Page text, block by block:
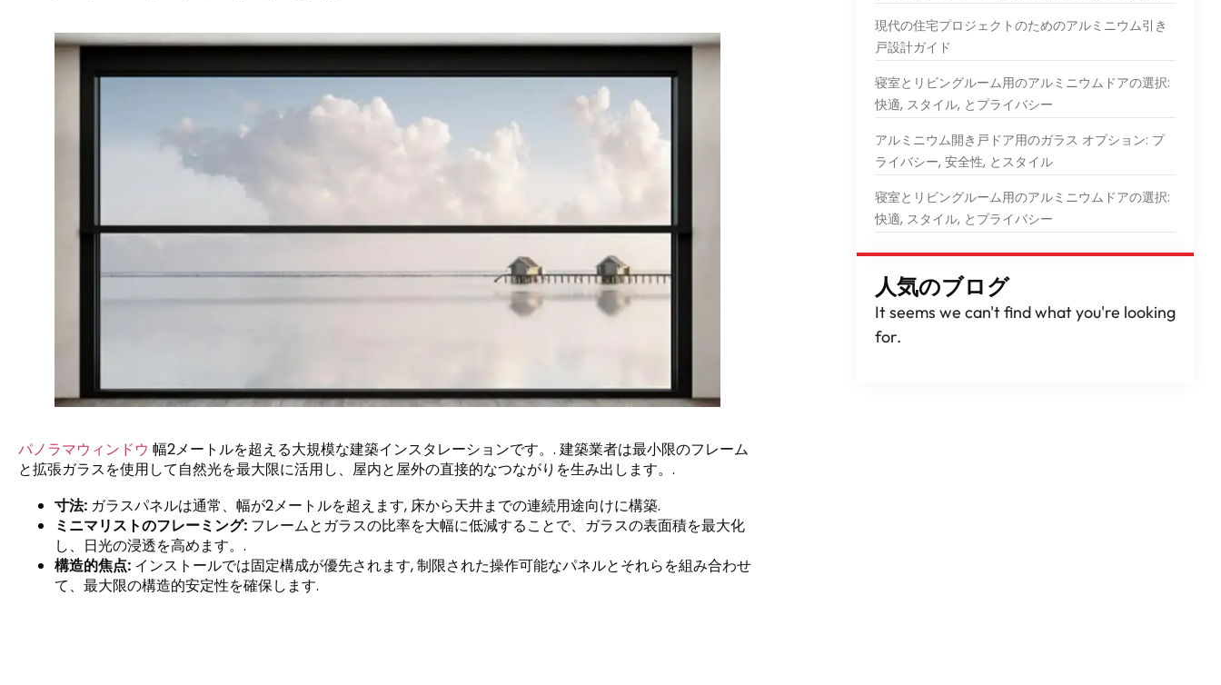
パノラマウィンドウ 幅2メートルを超える大規模な建築インスタレーションです。. 建築業者は最小限のフレーム
と拡張ガラスを使用して自然光を最大限に活用し、屋内と屋外の直接的なつながりを生み出します。.
寸法: ガラスパネルは通常、幅が2メートルを超えます, 床から天井までの連続用途向けに構築.
ミニマリストのフレーミング: フレームとガラスの比率を大幅に低減することで、ガラスの表面積を最大化
し、日光の浸透を高めます。.
構造的焦点: インストールでは固定構成が優先されます, 制限された操作可能なパネルとそれらを組み合わせ
て、最大限の構造的安定性を確保します.
現代の住宅プロジェクトのためのアルミニウム引き
戸設計ガイド
寝室とリビングルーム用のアルミニウムドアの選択:
快適, スタイル, とプライバシー
アルミニウム開き戸ドア用のガラス オプション: プ
ライバシー, 安全性, とスタイル
寝室とリビングルーム用のアルミニウムドアの選択:
快適, スタイル, とプライバシー
人気のブログ
It seems we can't find what you're looking
for.